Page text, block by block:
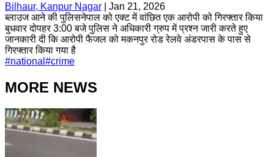
Bilhaur, Kanpur Nagar
Jan 21, 2026
ब्लाउज आने की पुलिसनेपाल को एक्ट में वांछित एक आरोपी को गिरफ्तार किया
बुधवार दोपहर 3:00 बजे पुलिस ने अधिकारी ग्रुप में प्रश्न जारी करते हुए
जानकारी दी कि आरोपी फैजल को मकनपुर रोड रेलवे अंडरपास के पास से
गिरफ्तार किया गया है
#national #crime
MORE NEWS